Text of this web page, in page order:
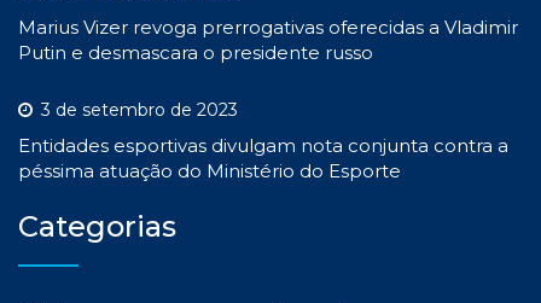
Marius Vizer revoga prerrogativas oferecidas a Vladimir
Putin e desmascara o presidente russo
3 de setembro de 2023
Entidades esportivas divulgam nota conjunta contra a
péssima atuação do Ministério do Esporte
Categorias